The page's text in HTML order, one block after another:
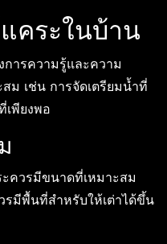
คระในบ้าน
การความรู้และความ
ม เช่น การจัดเตรียมน้ำที่
พียงพอ
ควรมีขนาดที่เหมาะสม
มีพื้นที่สำหรับให้เต่าได้ขึ้น